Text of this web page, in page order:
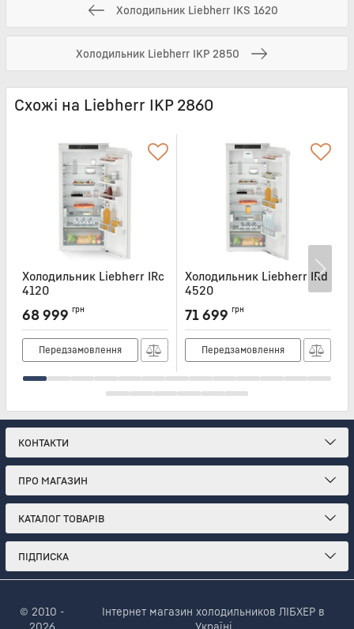
Холодильник Liebherr IKS 1620
Холодильник Liebherr IKP 2850
Схожі на Liebherr IKP 2860
Холодильник Liebherr IRc
4120
IRC4120
68 999 грн
Передзамовлення
Холодильник Liebherr IRd
4520
IRD4520
71 699 грн
Передзамовлення
КОНТАКТИ
ПРО МАГАЗИН
КАТАЛОГ ТОВАРІВ
ПІДПИСКА
© 2010 -
Інтернет магазин холодильников ЛІБХЕР в